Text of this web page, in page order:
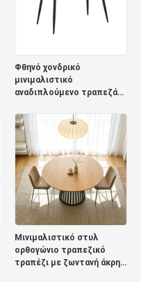
Φθηνό χονδρικό
μινιμαλιστικό
αναδιπλούμενο τραπεζάκι
τραπεζαρία σπίτι κουζίνα
ξύλινο μοντέρνο
επεκτάσιμο τραπεζάκι
Μινιμαλιστικό στυλ
ορθογώνιο τραπεζικό
τραπέζι με ζωντανή άκρη